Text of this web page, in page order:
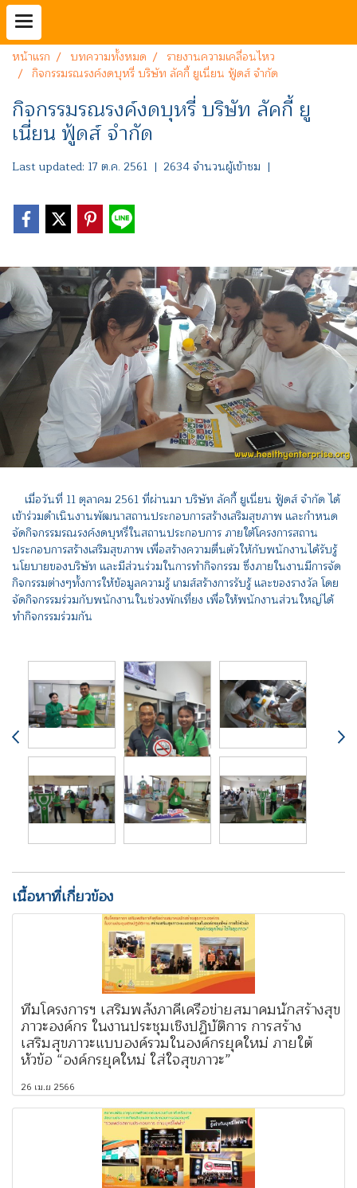
หน้าแรก บทความทั้งหมด
รายงานความเคลื่อนไหว
กิจกรรมรณรงค์งดบุหรี่ บริษัท ลัคกี้ ยูเนี่ยน ฟู้ดส์ จำกัด
กิจกรรมรณรงค์งดบุหรี่ บริษัท ลัคกี้ ยู
เนี่ยน ฟู้ดส์ จำกัด
Last updated: 17 ต.ค. 2561 | 2634 จำนวนผู้เข้าชม |
เมื่อวันที่ 11 ตุลาคม 2561 ที่ผ่านมา บริษัท ลัคกี้ ยูเนี่ยน ฟู้ดส์ จำกัด ได้
เข้าร่วมดำเนินงานพัฒนาสถานประกอบการสร้างเสริมสุขภาพ และกำหนด
จัดกิจกรรมรณรงค์งดบุหรี่ในสถานประกอบการ ภายใต้โครงการสถาน
ประกอบการสร้างเสริมสุขภาพ เพื่อสร้างความตื่นตัวให้กับพนักงานได้รับรู้
นโยบายของบริษัท และมีส่วนร่วมในการทำกิจกรรม ซึ่งภายในงานมีการจัด
กิจกรรมต่างๆทั้งการให้ข้อมูลความรู้ เกมส์สร้างการรับรู้ และของรางวัล โดย
จัดกิจกรรมร่วมกับพนักงานในช่วงพักเที่ยง เพื่อให้พนักงานส่วนใหญ่ได้
ทำกิจกรรมร่วมกัน
เนื้อหาที่เกี่ยวข้อง
ทีมโครงการฯ เสริมพลังภาคีเครือข่ายสมาคมนักสร้างสุข
ภาวะองค์กร ในงานประชุมเชิงปฏิบัติการ การสร้าง
เสริมสุขภาวะแบบองค์รวมในองค์กรยุคใหม่ ภายใต้
หัวข้อ “องค์กรยุคใหม่ ใส่ใจสุขภาวะ”
26 เม.ย 2566